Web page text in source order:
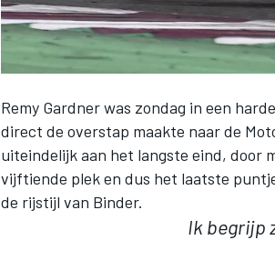
Remy Gardner was zondag in een
direct de overstap maakte naar de
uiteindelijk aan het langste eind, door
vijftiende plek en dus het laatste
de rijstijl van Binder.
Ik begrijp